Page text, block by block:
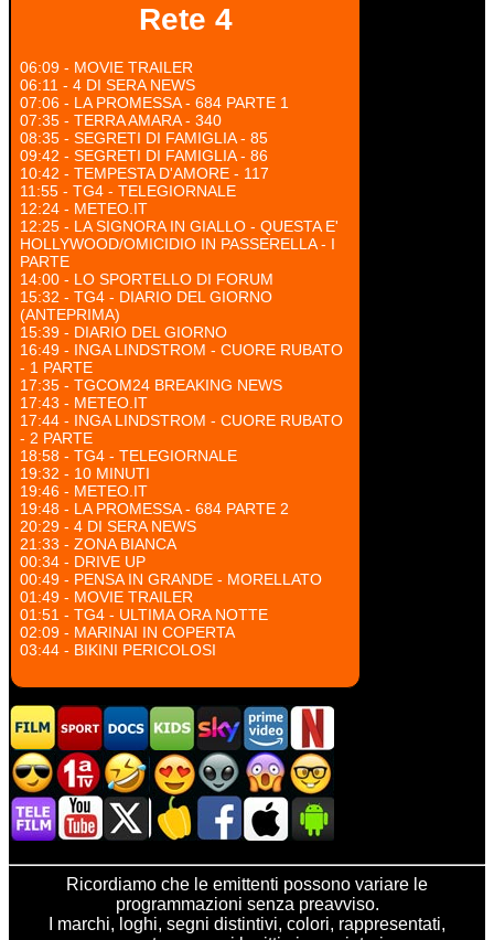
Rete 4
06:09 - MOVIE TRAILER
06:11 - 4 DI SERA NEWS
07:06 - LA PROMESSA - 684 PARTE 1
07:35 - TERRA AMARA - 340
08:35 - SEGRETI DI FAMIGLIA - 85
09:42 - SEGRETI DI FAMIGLIA - 86
10:42 - TEMPESTA D'AMORE - 117
11:55 - TG4 - TELEGIORNALE
12:24 - METEO.IT
12:25 - LA SIGNORA IN GIALLO - QUESTA E'
HOLLYWOOD/OMICIDIO IN PASSERELLA - I
PARTE
14:00 - LO SPORTELLO DI FORUM
15:32 - TG4 - DIARIO DEL GIORNO
(ANTEPRIMA)
15:39 - DIARIO DEL GIORNO
16:49 - INGA LINDSTROM - CUORE RUBATO
- 1 PARTE
17:35 - TGCOM24 BREAKING NEWS
17:43 - METEO.IT
17:44 - INGA LINDSTROM - CUORE RUBATO
- 2 PARTE
18:58 - TG4 - TELEGIORNALE
19:32 - 10 MINUTI
19:46 - METEO.IT
19:48 - LA PROMESSA - 684 PARTE 2
20:29 - 4 DI SERA NEWS
21:33 - ZONA BIANCA
00:34 - DRIVE UP
00:49 - PENSA IN GRANDE - MORELLATO
01:49 - MOVIE TRAILER
01:51 - TG4 - ULTIMA ORA NOTTE
02:09 - MARINAI IN COPERTA
03:44 - BIKINI PERICOLOSI
Ricordiamo che le emittenti possono variare le
programmazioni senza preavviso.
I marchi, loghi, segni distintivi, colori, rappresentati,